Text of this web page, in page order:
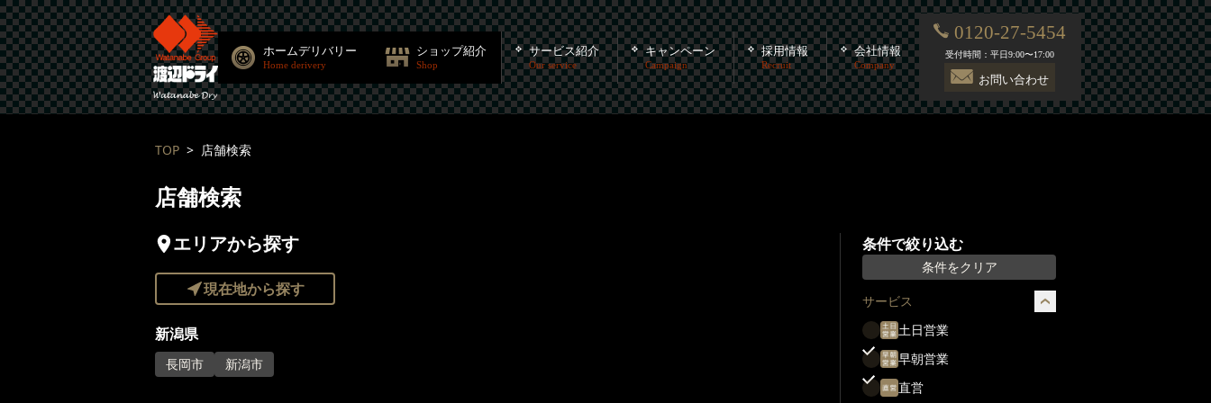
ホームデリバリー
Home derivery
ショップ紹介
Shop
サービス紹介
Our service
キャンペーン
Campaign
採用情報
Recruit
会社情報
Company
0120-27-5454
受付時間：平日9:00〜17:00
お問い合わせ
TOP 店舗検索
店舗検索
エリアから探す
現在地から探す
新潟県
長岡市 新潟市
条件で絞り込む
条件をクリア
サービス
土日営業
早朝営業
直営